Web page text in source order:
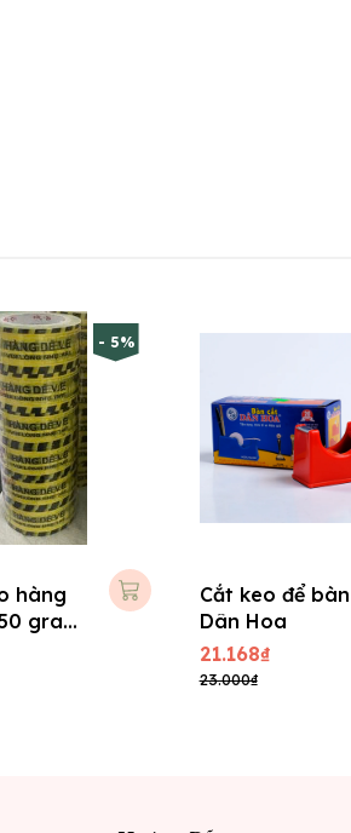
- 5%
hàng
gram
)
Cắt keo để bàn
Dân Hoa
21.168₫
23.000₫